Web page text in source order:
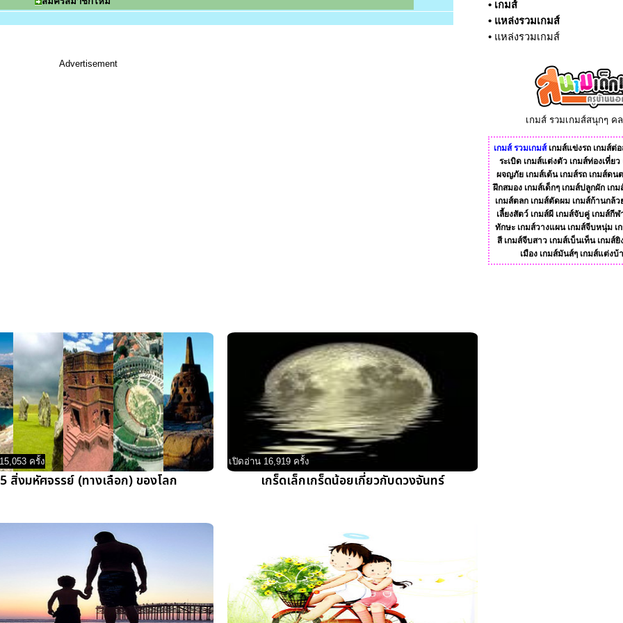
Advertisement
ครั้ง
5 สิ่งมหัศจรรย์ (ทางเลือก) ของโลก
เปิดอ่าน 16,919 ครั้ง
เกร็ดเล็กเกร็ดน้อยเกี่ยวกับดวงจันทร์
• เกมส์
• แหล่งรวมเกมส์
• แหล่งรวมเกมส์
เกมส์ รวมเกมส์สนุกๆ ค
เกมส์ รวมเกมส์ เกมส์แข่งรถ เกมส์ต่อ
ระเบิด เกมส์แต่งตัว เกมส์ท่องเที่ยว
ผจญภัย เกมส์เต้น เกมส์รถ เกมส์ดน
ฝึกสมอง เกมส์เด็กๆ เกมส์ปลูกผัก เก
เกมส์ตลก เกมส์ตัดผม เกมส์ก้านกล้ว
เลี้ยงสัตว์ เกมส์ผี เกมส์จับคู่ เกมส์กีฬ
ทักษะ เกมส์วางแผน เกมส์จีบหนุ่ม เ
สี เกมส์จีบสาว เกมส์เบ็นเท็น เกมส์ยิ
เมือง เกมส์มันส์ๆ เกมส์แต่งบ้